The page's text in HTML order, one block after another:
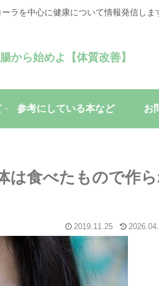
ーラを中心に健康について情報発信しま
腸から始めよ【体質改善】
参考にしている本など お
は食べたもので作
2019.11.25